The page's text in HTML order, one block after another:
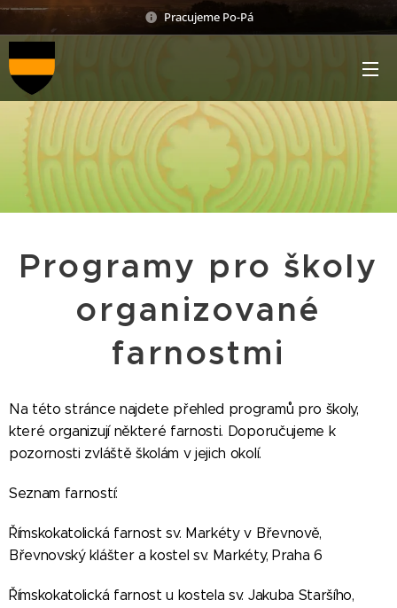
Pracujeme Po-Pá
Programy pro školy
organizované
farnostmi
Na této stránce najdete přehled programů pro školy,
které organizují některé farnosti. Doporučujeme k
pozornosti zvláště školám v jejich okolí.
Seznam farností:
Římskokatolická farnost sv. Markéty v Břevnově,
Břevnovský klášter a kostel sv. Markéty, Praha 6
Římskokatolická farnost u kostela sv. Jakuba Staršího,